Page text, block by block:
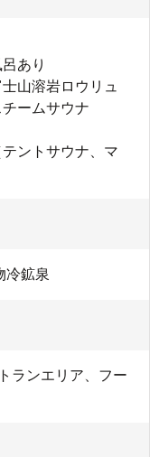
あり
山溶岩ロウリュ
ームサウナ
ントサウナ、マ
冷鉱泉
ランエリア、フー